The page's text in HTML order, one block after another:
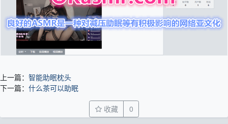
上一篇： 智能助眠枕头
下一篇： 什么茶可以助眠
收藏 0